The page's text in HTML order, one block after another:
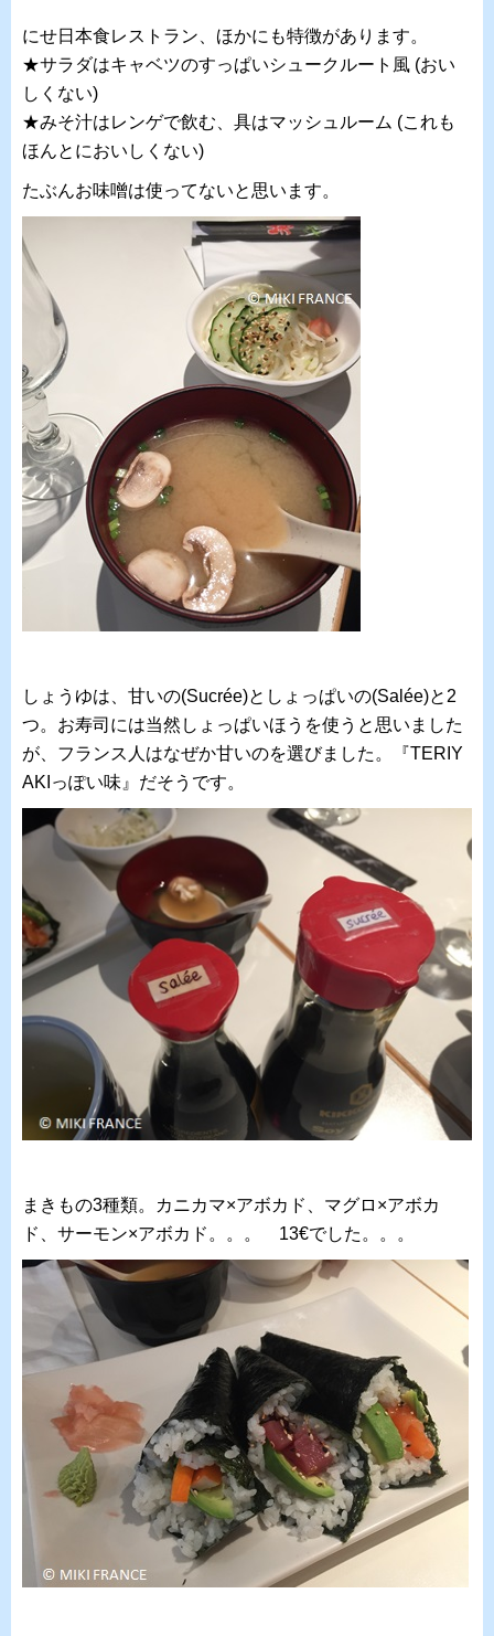
にせ日本食レストラン、ほかにも特徴があります。
★サラダはキャベツのすっぱいシュークルート風 (おい
しくない)
★みそ汁はレンゲで飲む、具はマッシュルーム (これも
ほんとにおいしくない)
たぶんお味噌は使ってないと思います。
しょうゆは、甘いの(Sucrée)としょっぱいの(Salée)と2
つ。お寿司には当然しょっぱいほうを使うと思いました
が、フランス人はなぜか甘いのを選びました。『TERIY
AKIっぽい味』だそうです。
まきもの3種類。カニカマ×アボカド、マグロ×アボカ
ド、サーモン×アボカド。。。 13€でした。。。